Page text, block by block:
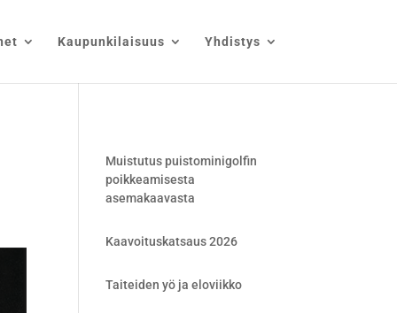
Kaupunkilaisuus Yhdistys
Muistutus puistominigolfin
poikkeamisesta
asemakaavasta
Kaavoituskatsaus 2026
Taiteiden yö ja eloviikko